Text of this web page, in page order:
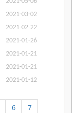
2021-03-02
2021-02-22
2021-01-26
2021-01-21
2021-01-21
2021-01-12
6
7